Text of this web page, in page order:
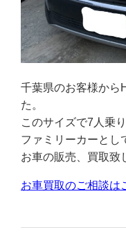
千葉県のお客様から
た。
このサイズで7人乗
ファミリーカーとし
お車の販売、買取致
お車買取のご相談は